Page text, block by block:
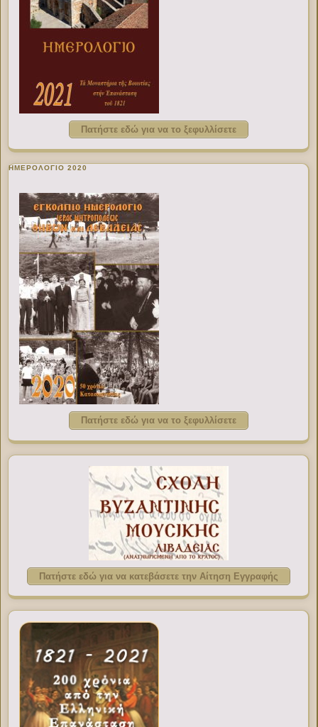
Πατήστε εδώ για να το ξεφυλλίσετε
ΗΜΕΡΟΛΟΓΙΟ 2020
Πατήστε εδώ για να το ξεφυλλίσετε
Πατήστε εδώ για να κατεβάσετε την Αίτηση Εγγραφής